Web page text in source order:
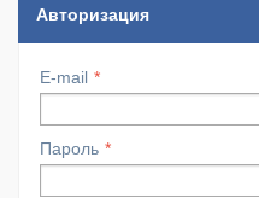
Авторизация
E-mail
Пароль